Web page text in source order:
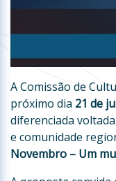
A Comissão de
próximo dia 21 de
diferenciada
e comunidade
Novembro – Um